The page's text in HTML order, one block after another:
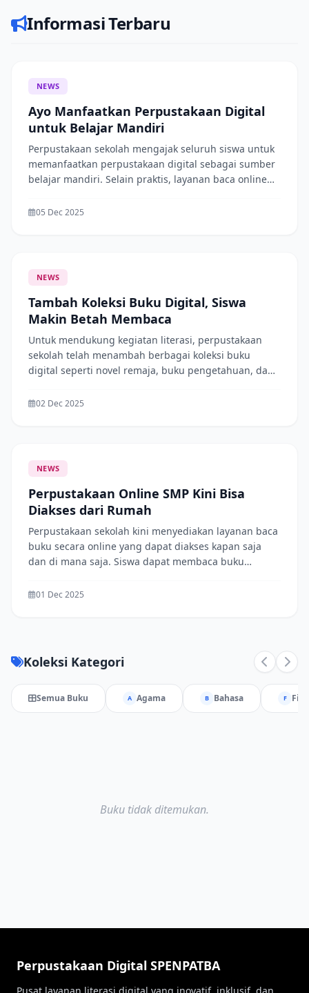
Informasi Terbaru
NEWS
Ayo Manfaatkan Perpustakaan Digital
untuk Belajar Mandiri
Perpustakaan sekolah mengajak seluruh siswa untuk
memanfaatkan perpustakaan digital sebagai sumber
belajar mandiri. Selain praktis, layanan baca online
cepat dan akurat. Mari tingkatkan budaya literasi
05 Dec 2025
NEWS
Tambah Koleksi Buku Digital, Siswa
Makin Betah Membaca
Untuk mendukung kegiatan literasi, perpustakaan
sekolah telah menambah berbagai koleksi buku
digital seperti novel remaja, buku pengetahuan, dan
mengakses koleksi tersebut melalui menu Baca
02 Dec 2025
NEWS
Perpustakaan Online SMP Kini Bisa
Diakses dari Rumah
Perpustakaan sekolah kini menyediakan layanan baca
buku secara online yang dapat diakses kapan saja
dan di mana saja. Siswa dapat membaca buku
dengan menggunakan akun masing-masing. Layanan
01 Dec 2025
Koleksi Kategori
Semua Buku A Agama B Bahasa F
Buku tidak ditemukan.
Perpustakaan Digital SPENPATBA